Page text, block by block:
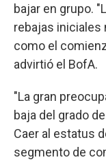
bajar en grupo.
rebajas iniciales
como el
advirtió el BofA.
"La gran
baja del grado
Caer al estatus
segmento de